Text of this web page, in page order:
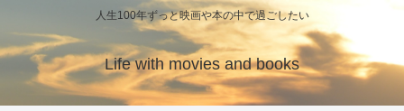
人生100年ずっと映画や本の中で過ごしたい
Life with movies and books